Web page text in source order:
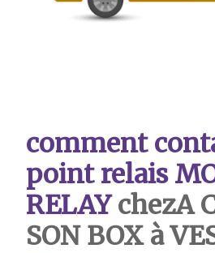
comment
point relais
RELAYchezA
SON BOX à